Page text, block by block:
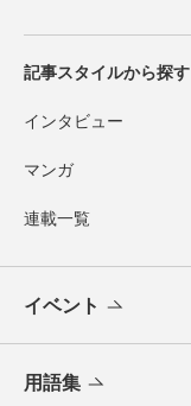
記事スタイルから探す
インタビュー
マンガ
連載一覧
イベント
用語集